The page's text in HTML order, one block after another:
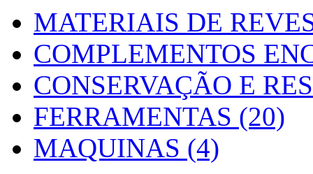
MATERIAIS DE
COMPLEMENTOS
CONSERVAÇÃO E
FERRAMENTAS (20)
MAQUINAS (4)